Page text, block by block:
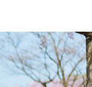
ム
ロ
フ
有
限
美